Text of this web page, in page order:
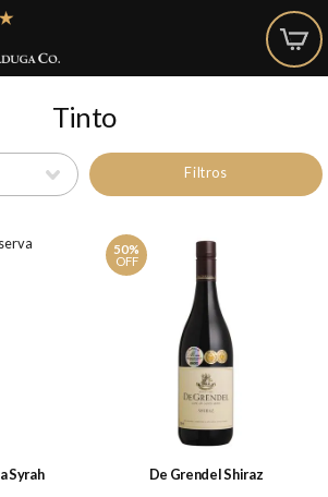
Tinto
Filtros
Syrah
50%
OFF
De Grendel Shiraz